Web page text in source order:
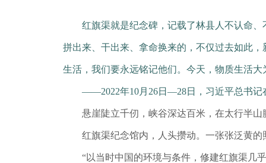
红旗渠就是纪念碑，记载了林县人不认命
拼出来、干出来、拿命换来的，不仅过去如此
生活，我们要永远铭记他们。今天，物质生活
——2022年10月26日—28日，习近平总书记
悬崖陡立千仞，峡谷深达百米，在太行半山
红旗渠纪念馆内，人头攒动。一张张泛黄的
“以当时中国的环境与条件，修建红旗渠几乎